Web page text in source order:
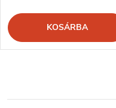
KOSÁRBA